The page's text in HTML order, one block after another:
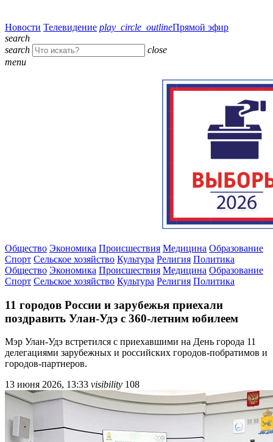
Новости Телевидение play_circle_outlineПрямой эфир
search
search
close
menu
Общество Экономика Происшествия Медицина Образование
Спорт Сельское хозяйство Культура Религия Политика
Общество Экономика Происшествия Медицина Образование
Спорт Сельское хозяйство Культура Религия Политика
11 городов России и зарубежья приехали
поздравить Улан-Удэ с 360-летним юбилеем
Мэр Улан-Удэ встретился с приехавшими на День города 11
делегациями зарубежных и российских городов-побратимов и
городов-партнеров.
13 июня 2026, 13:33 visibility 108